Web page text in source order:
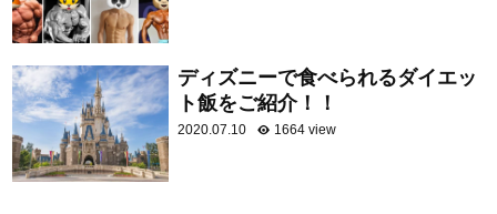
ディズニーで食べられるダイエッ
ト飯をご紹介！！
2020.07.10 1664 view